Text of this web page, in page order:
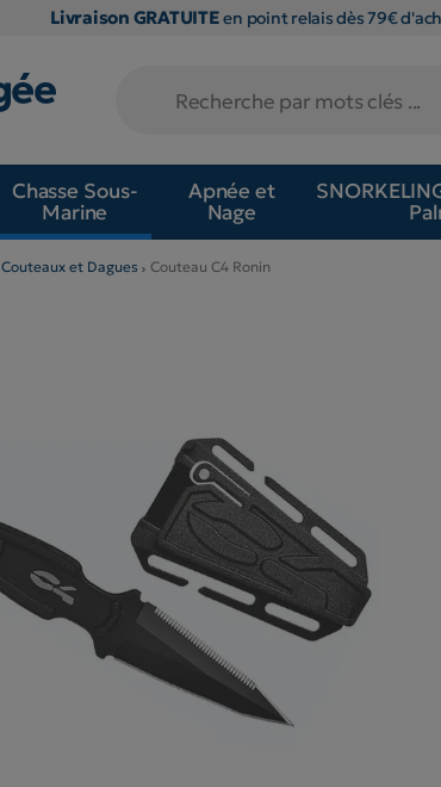
Livraison GRATUITEen point relais dès 79€
Chasse Sous-
Marine
Apnée et
Nage
Couteaux et Dagues Couteau C4 Ronin